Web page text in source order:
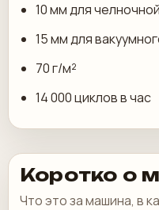
10 мм для
15 мм для
70 г/м²
14 000 циклов в час
Коротко о
Что это за машина, в